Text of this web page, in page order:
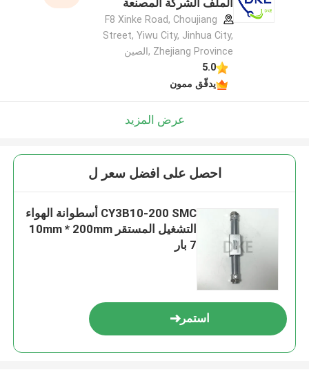
الملف الشركة المصنعة
F8 Xinke Road, Choujiang
Street, Yiwu City, Jinhua City,
Zhejiang Province ,الصين
5.0
يدقّق ممون
عرض المزيد
احصل على افضل سعر ل
CY3B10-200 SMC أسطوانة الهواء
التشغيل المستقر 10mm * 200mm
7 بار
استمر